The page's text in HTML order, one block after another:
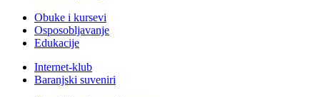
Obuke i kursevi
Osposobljavanje
Edukacije
Internet-klub
Baranjski suveniri